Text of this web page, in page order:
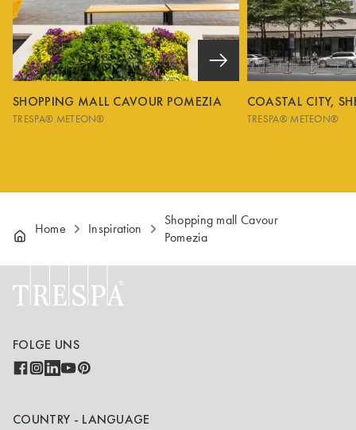
SHOPPING MALL CAVOUR POMEZIA
TRESPA® METEON®
COASTAL CITY,
TRESPA® METEON®
Home Inspiration
Shopping mall Cavour
Pomezia
FOLGE UNS
COUNTRY - LANGUAGE